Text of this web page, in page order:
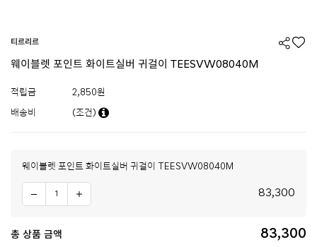
티르리르
웨이블렛 포인트 화이트실버 귀걸이 TEESVW08040M
적립금 2,850원
배송비 (조건)
웨이블렛 포인트 화이트실버 귀걸이 TEESVW08040M
83,300
총 상품 금액 83,300